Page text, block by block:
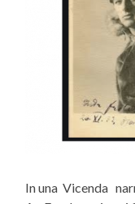
In una Vicenda